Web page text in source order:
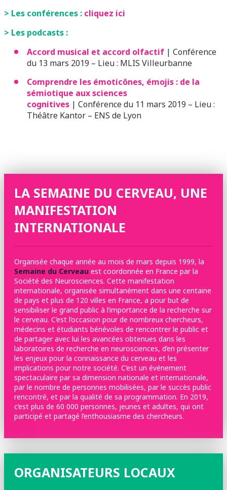
> Les conférences : cliquez ici
> Les podcasts :
Accord musical et accord olfactif | Conférence
du 13 mars 2019 – Lieu : MLIS Villeurbanne
Comprendre les émoticônes, émojis : de la
sémiotique aux sciences
cognitives | Conférence du 11 mars 2019 – Lieu :
Théâtre Kantor – ENS de Lyon
LA SEMAINE DU CERVEAU, UNE
MANIFESTATION
INTERNATIONALE
Organisée chaque année au mois de mars depuis 1999, la
Semaine du Cerveau est coordonnée en France par la
Société des Neurosciences. Cette manifestation
internationale, organisée simultanément dans une centaine
de pays et plus de 120 villes en France, a pour but de
sensibiliser le grand public à l’importance de la recherche sur
le cerveau. C’est l’occasion pour de nombreux chercheurs,
médecins et étudiants bénévoles de rencontrer le public et
de partager avec lui les avancées obtenues dans les
laboratoires de recherche en neurosciences, d’en présenter
les enjeux pour la connaissance du cerveau et les
implications pour notre société. C’est un événement
spectaculaire par sa dimension nationale et internationale,
par le nombre de personnes mobilisées, par le succès public
rencontré, et par la qualité de sa programmation. En 2019,
c’est plus de 60 000 personnes, jeunes et adultes, qui ont
participé et partagé l’enthousiasme des chercheurs.
ORGANISATEURS LOCAUX